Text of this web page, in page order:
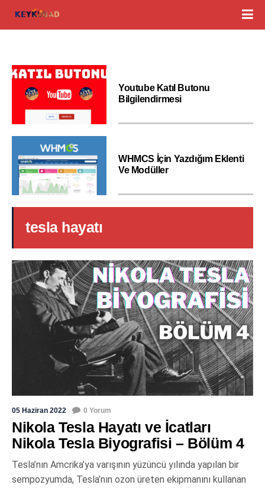
Youtube Katıl Butonu
Bilgilendirmesi
WHMCS İçin Yazdığım Eklenti
Ve Modüller
tesla hayatı
05 Haziran 2022 0 Yorum
Nikola Tesla Hayatı ve İcatları
Nikola Tesla Biyografisi – Bölüm 4
Tesla’nın Amcrika’ya varışının yüzüncü yılında yapılan bir
sempozyumda, Tesla’nın ozon üreten ekipmanını kullanan